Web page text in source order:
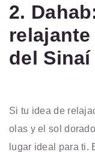
2.
del Sinaí
Si tu idea de
olas y el sol
lugar ideal para ti.